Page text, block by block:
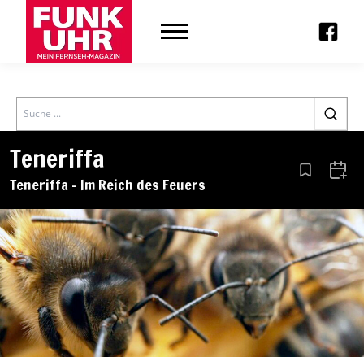
Search
Teneriffa
Teneriffa – Im Reich des Feuers Aus den